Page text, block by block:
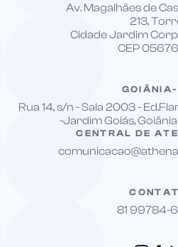
Av. Magalhães de
213,
Cidade Jardim
CEP
GOIÂNIA-
Rua 14, s/n - Sala 2003 -
-Jardim Goiás,
CENTRAL DE
81 99784-